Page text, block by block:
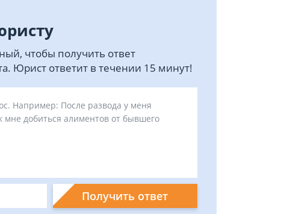
чтобы получить ответ
Юрист ответит в течении 15 минут!
Получить ответ